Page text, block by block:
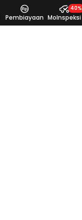
Pembiayaan MoInspeksi
40%